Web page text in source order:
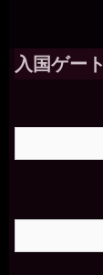
入国ゲート